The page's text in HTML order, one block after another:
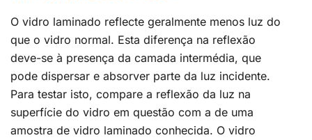
O vidro laminado reflecte geralmente menos luz do
que o vidro normal. Esta diferença na reflexão
deve-se à presença da camada intermédia, que
pode dispersar e absorver parte da luz incidente.
Para testar isto, compare a reflexão da luz na
superfície do vidro em questão com a de uma
amostra de vidro laminado conhecida. O vidro